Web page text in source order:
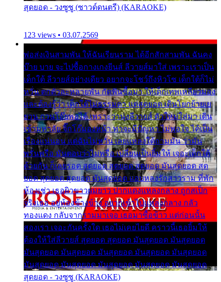
สุดยอด - วงซูซู (ซาวด์ดนตรี) (KARAOKE)
123 views • 03.07.2569
พ่อส่งเงินสามพัน ให้ฉันเรียนราม ได้อีกสักสามพัน ฉันคง
บ๊าย บาย จะไปซื้อกางเกงยีนส์ ลีวายส์มาใส่ เพราะเราเป็น
เด็กใต้ ลีวายส์อย่างเดียว อยากจะโชว์ถึงหิวโซ เด็กใต้ก็ไม่
หวั่น ตกตัวละหลายพัน กัดฟันซื้อมา ให้เด็กเทพเหลียวมอง
และต้องรู้ว่า เด็กใต้ไม่ธรรมดา แต่สุดยอด เดินโยกย้ายเย
ยวน กวนโอ๊ยพอได้ เพราะว่านุ่งลีวายส์ ตัวใหม่ใส่มา เดิน
เข้ามหาลัย จิ๊กโก๊มองหน้า ท่าจะมีปัญหา ไม่พอใจ ได้เป็น
เรื่องแน่นอน แต่ฉันไม่หวั่น เลยแหลงใต้ถามมัน ว่ามัน
พรั่นพรือ มันตอบว่าไม่พรื่อ เปลี่ยนเป็นยิ้มให้ เจอะเด็กใต้
ด้วยกัน ก็เลยรอด สุดยอด สุดยอด สุดยอด มันสุดยอด สุด
ยอด สุดยอด สุดยอด มันสุดยอด แอบหลงรักสาวราม ที่พัก
ห้องเช่า เธอผิวขาวผมยาว ปากแดงแหลงกลาง ถูกสเป็ก
จริงเธอ อยู่ห้องข้างข้าง อยากเข้าไปแหลงกลาง กลัว
ทองแดง กลับจากรามมาเจอ เธอมาซื้อข้าว แต่ก่อนนั้น
สองเรา เจอะกันครั้งใด เธอไม่เคยไยดี คราวนี้เธอยิ้มให้
ต้องให้ใส่ลีวายส์ สุดยอด สุดยอด มันสุดยอด มันสุดยอด
มันสุดยอด มันสุดยอด มันสุดยอด มันสุดยอด มันสุดยอด
มันสุดยอด มันสุดยอด มันสุดยอด มันสุดยอด มันสุดยอด
สุดยอด - วงซูซู (KARAOKE)